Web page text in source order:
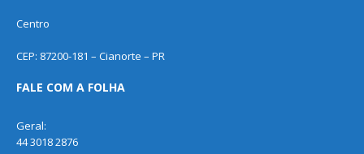
Centro
CEP: 87200-181 – Cianorte – PR
FALE COM A FOLHA
Geral:
44 3018 2876